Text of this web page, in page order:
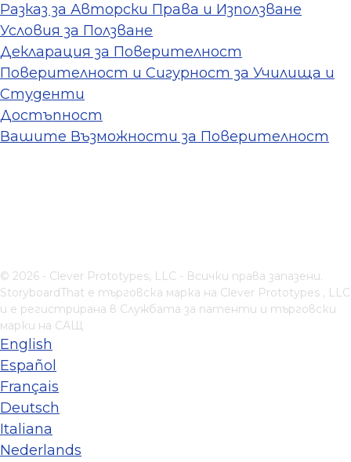
Разказ за Авторски Права и Използване
Условия за Ползване
Декларация за Поверителност
Поверителност и Сигурност за Училища и
Студенти
Достъпност
Вашите Възможности за Поверителност
© 2026 - Clever Prototypes, LLC - Всички права запазени.
StoryboardThat е търговска марка на Clever Prototypes , LLC
и е регистрирана в Службата за патенти и търговски
марки на САЩ
English
Español
Français
Deutsch
Italiana
Nederlands